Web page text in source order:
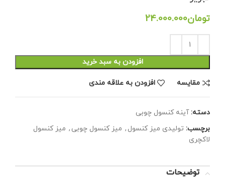
تومان
افزودن به سبد خرید
مقايسه افزودن به علاقه مندی
دسته: آینه کنسول چوبی
برچسب: تولیدی میز کنسول , میز کنسول چوبی , میز کنسول
لاکچری
توضیحات